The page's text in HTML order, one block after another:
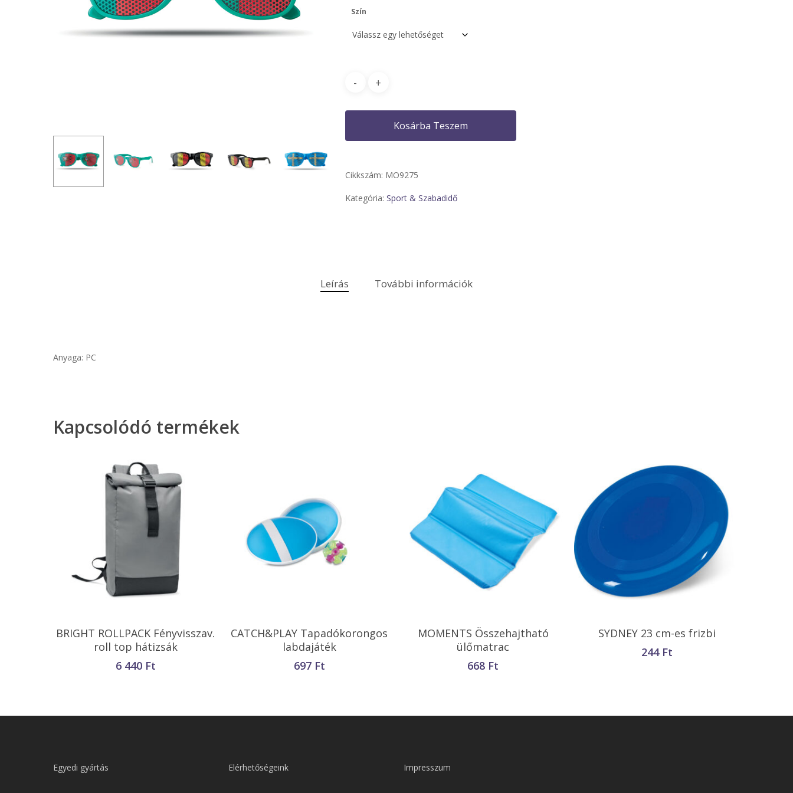
Szín
Kosárba Teszem
Cikkszám: MO9275
Kategória: Sport & Szabadidő
Leírás További információk
Anyaga: PC
Kapcsolódó termékek
Kosárba Teszem
BRIGHT ROLLPACK Fényvisszav.
roll top hátizsák
6 440 Ft
Opciók Választása
CATCH&PLAY Tapadókorongos
labdajáték
697 Ft
Opciók Választása
MOMENTS Összehajtható
ülőmatrac
668 Ft
Opciók Választása
SYDNEY 23 cm-es frizbi
244 Ft
Egyedi gyártás Elérhetőségeink Impresszum